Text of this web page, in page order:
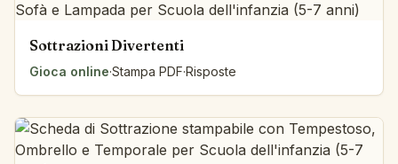
Sottrazioni Divertenti
Gioca online·Stampa PDF·Risposte